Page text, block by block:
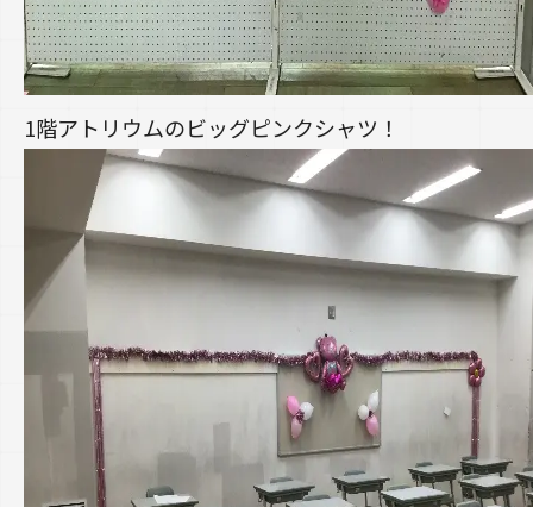
1階アトリウムのビッグピンクシャツ！